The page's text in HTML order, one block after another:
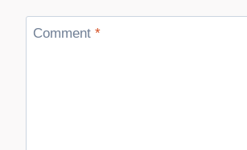
Comment *